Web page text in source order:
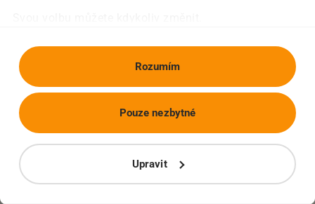
Rozumím
Upravit
Pouze nezbytné